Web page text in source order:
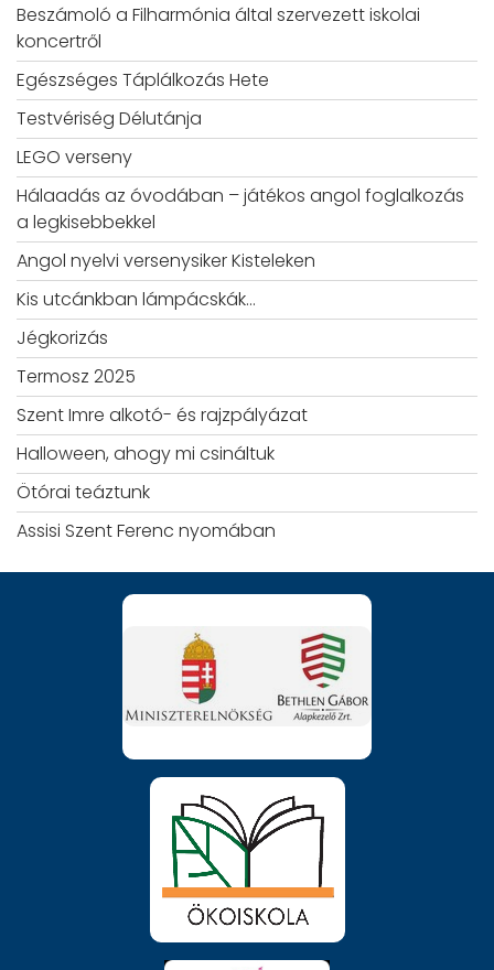
Beszámoló a Filharmónia által szervezett iskolai
koncertről
Egészséges Táplálkozás Hete
Testvériség Délutánja
LEGO verseny
Hálaadás az óvodában – játékos angol foglalkozás
a legkisebbekkel
Angol nyelvi versenysiker Kisteleken
Kis utcánkban lámpácskák…
Jégkorizás
Termosz 2025
Szent Imre alkotó- és rajzpályázat
Halloween, ahogy mi csináltuk
Ötórai teáztunk
Assisi Szent Ferenc nyomában